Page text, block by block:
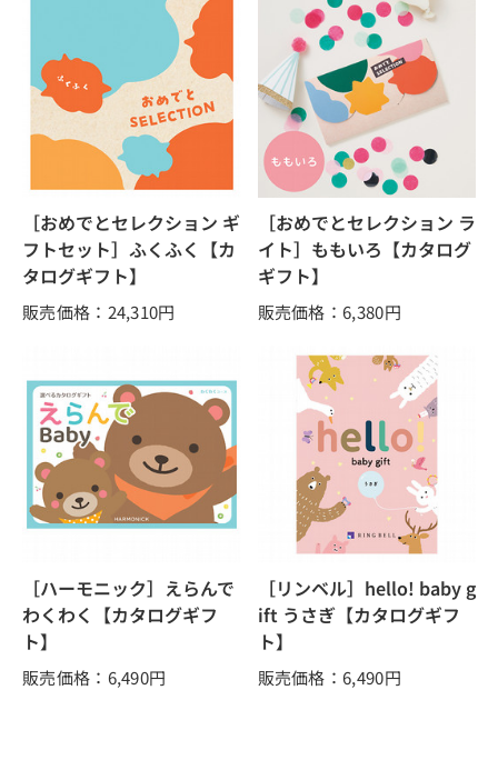
［おめでとセレクション ギ
フトセット］ふくふく【カ
タログギフト】
販売価格：24,310円
［おめでとセレクション ラ
イト］ももいろ【カタログ
ギフト】
販売価格：6,380円
［ハーモニック］えらんで
わくわく【カタログギフ
ト】
販売価格：6,490円
［リンベル］hello! baby g
ift うさぎ【カタログギフ
ト】
販売価格：6,490円